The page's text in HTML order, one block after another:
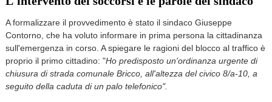
A formalizzare il provvedimento è stato il sindaco Giuseppe
Contorno, che ha voluto informare in prima persona la cittadinanza
sull'emergenza in corso. A spiegare le ragioni del blocco al traffico è
proprio il primo cittadino: "Ho predisposto un'ordinanza urgente di
chiusura di strada comunale Bricco, all'altezza del civico 8/a-10, a
seguito della caduta di un palo telefonico".